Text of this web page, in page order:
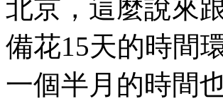
北京，這麼說來
備花15天的時間
一個半月的時間